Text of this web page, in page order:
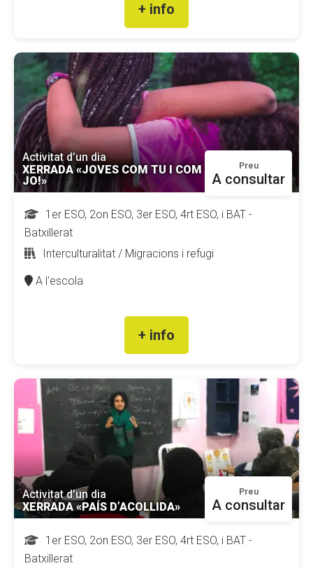
+ info
Activitat d’un dia
XERRADA «JOVES COM TU I COM
JO!»
Preu
A consultar
1er ESO, 2on ESO, 3er ESO, 4rt ESO, i BAT -
Batxillerat
Interculturalitat / Migracions i refugi
A l'escola
+ info
Activitat d’un dia
XERRADA «PAÍS D’ACOLLIDA»
Preu
A consultar
1er ESO, 2on ESO, 3er ESO, 4rt ESO, i BAT -
Batxillerat